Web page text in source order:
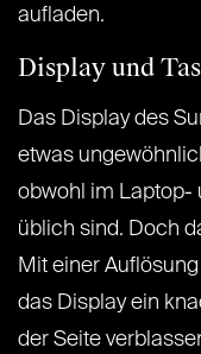
aufladen.
Display und
Das Display des
etwas
obwohl im Laptop-
üblich sind. Doch
Mit einer
das Display ein
der Seite